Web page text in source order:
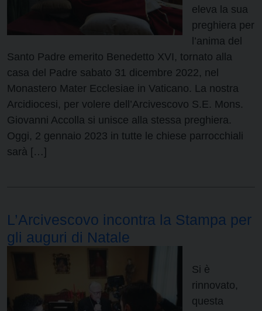
eleva la sua
preghiera per
l’anima del
Santo Padre emerito Benedetto XVI, tornato alla
casa del Padre sabato 31 dicembre 2022, nel
Monastero Mater Ecclesiae in Vaticano. La nostra
Arcidiocesi, per volere dell’Arcivescovo S.E. Mons.
Giovanni Accolla si unisce alla stessa preghiera.
Oggi, 2 gennaio 2023 in tutte le chiese parrocchiali
sarà […]
L’Arcivescovo incontra la Stampa per
gli auguri di Natale
Si è
rinnovato,
questa